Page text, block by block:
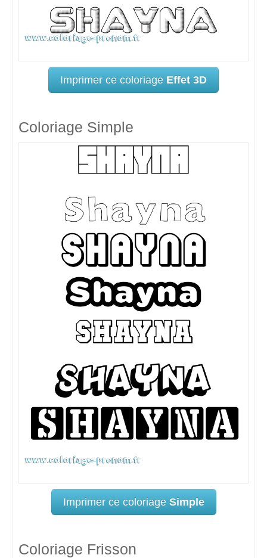
Imprimer ce coloriage Effet 3D
Coloriage Simple
Imprimer ce coloriage Simple
Coloriage Frisson